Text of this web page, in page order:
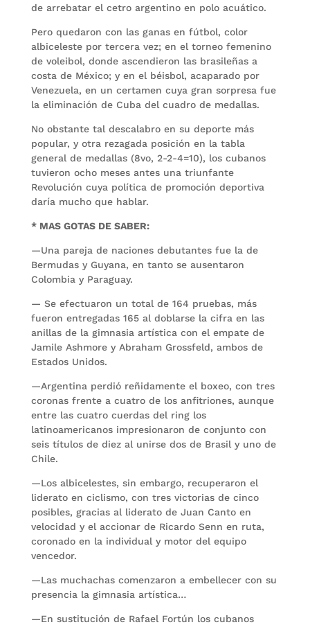
de arrebatar el cetro argentino en polo acuático.
Pero quedaron con las ganas en fútbol, color
albiceleste por tercera vez; en el torneo femenino
de voleibol, donde ascendieron las brasileñas a
costa de México; y en el béisbol, acaparado por
Venezuela, en un certamen cuya gran sorpresa fue
la eliminación de Cuba del cuadro de medallas.
No obstante tal descalabro en su deporte más
popular, y otra rezagada posición en la tabla
general de medallas (8vo, 2-2-4=10), los cubanos
tuvieron ocho meses antes una triunfante
Revolución cuya política de promoción deportiva
daría mucho que hablar.
* MAS GOTAS DE SABER:
—Una pareja de naciones debutantes fue la de
Bermudas y Guyana, en tanto se ausentaron
Colombia y Paraguay.
— Se efectuaron un total de 164 pruebas, más
fueron entregadas 165 al doblarse la cifra en las
anillas de la gimnasia artística con el empate de
Jamile Ashmore y Abraham Grossfeld, ambos de
Estados Unidos.
—Argentina perdió reñidamente el boxeo, con tres
coronas frente a cuatro de los anfitriones, aunque
entre las cuatro cuerdas del ring los
latinoamericanos impresionaron de conjunto con
seis títulos de diez al unirse dos de Brasil y uno de
Chile.
—Los albicelestes, sin embargo, recuperaron el
liderato en ciclismo, con tres victorias de cinco
posibles, gracias al liderato de Juan Canto en
velocidad y el accionar de Ricardo Senn en ruta,
coronado en la individual y motor del equipo
vencedor.
—Las muchachas comenzaron a embellecer con su
presencia la gimnasia artística…
—En sustitución de Rafael Fortún los cubanos